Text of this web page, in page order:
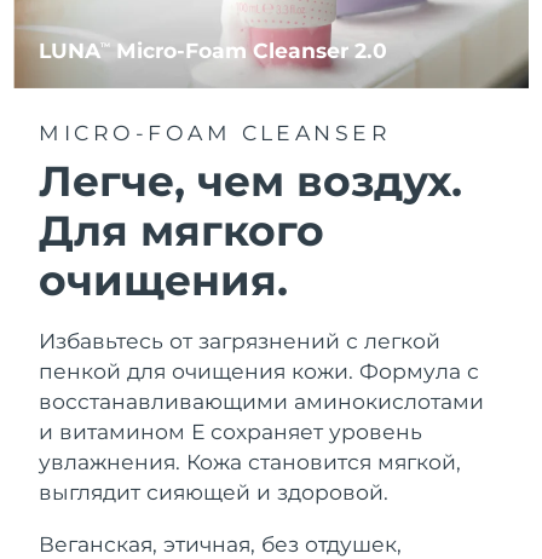
LUNATM Micro-Foam Cleanser 2.0
MICRO-FOAM CLEANSER
Легче, чем воздух.
Для мягкого
очищения.
Избавьтесь от загрязнений с легкой
пенкой для очищения кожи. Формула с
восстанавливающими аминокислотами
и витамином Е сохраняет уровень
увлажнения. Кожа становится мягкой,
выглядит сияющей и здоровой.
Веганская, этичная, без отдушек,